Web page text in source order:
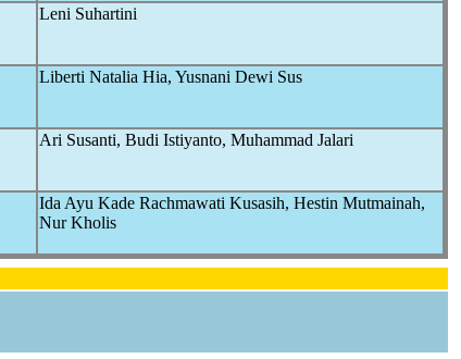
Leni Suhartini
Liberti Natalia Hia, Yusnani Dewi Sus
Ari Susanti, Budi Istiyanto, Muhammad Jalari
Ida Ayu Kade Rachmawati Kusasih, Hestin Mutmainah,
Nur Kholis